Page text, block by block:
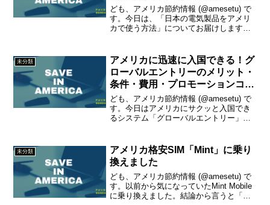
オススメ変圧器はこれだ！
ども、アメリカ節約情報 (@amesetu) で
す。今日は、「日本の電気製品をアメリ
カで使う方法」についてお届けします！
に教えていただきたいことがあります。
実は...
未分類
アメリカに迅速に入国できる！グ
ローバルエントリーのメリット・
条件・費用・プロモーションコー
ドの入手法
ども、アメリカ節約情報 (@amesetu) で
す。今日はアメリカにサクッと入国でき
るシステム「グローバルエントリー」の
未分類
アメリカ格安SIM「Mint」に乗り
換えました
ども、アメリカ節約情報 (@amesetu) で
す。以前から気になっていたMint Mobile
に乗り換えました。結論から言うと「よ